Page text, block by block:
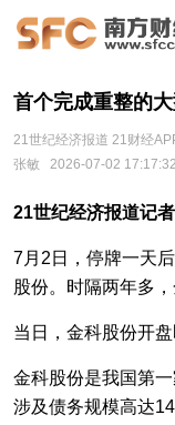
首个完成重整的
21世纪经济报道 21财经
张敏
2026-07-02 17:17:32
21世纪经济报道记
7月2日，停牌一天
股份。时隔两年多，
当日，金科股份开
金科股份是我国第
涉及债务规模高达